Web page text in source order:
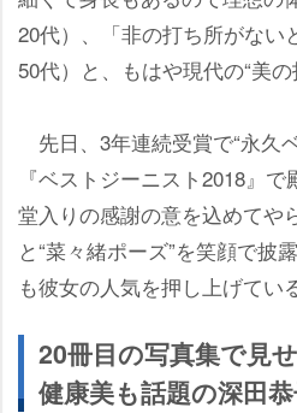
20代）、「非の打ち所がない
50代）と、もはや現代の“美の
先日、3年連続受賞で“永久
『ベストジーニスト2018』
堂入りの感謝の意を込めてや
と“菜々緒ポーズ”を笑顔で披
も彼女の人気を押し上げてい
20冊目の写真集で見
健康美も話題の深田